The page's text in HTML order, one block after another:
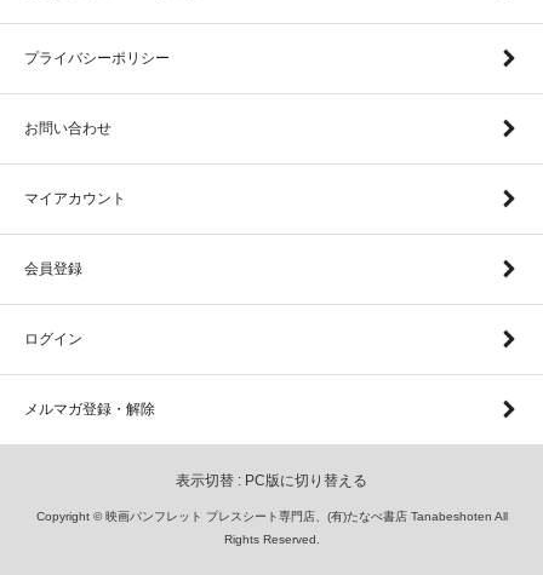
プライバシーポリシー
お問い合わせ
マイアカウント
会員登録
ログイン
メルマガ登録・解除
表示切替 : PC版に切り替える
Copyright © 映画パンフレット プレスシート専門店、(有)たなべ書店 Tanabeshoten All
Rights Reserved.